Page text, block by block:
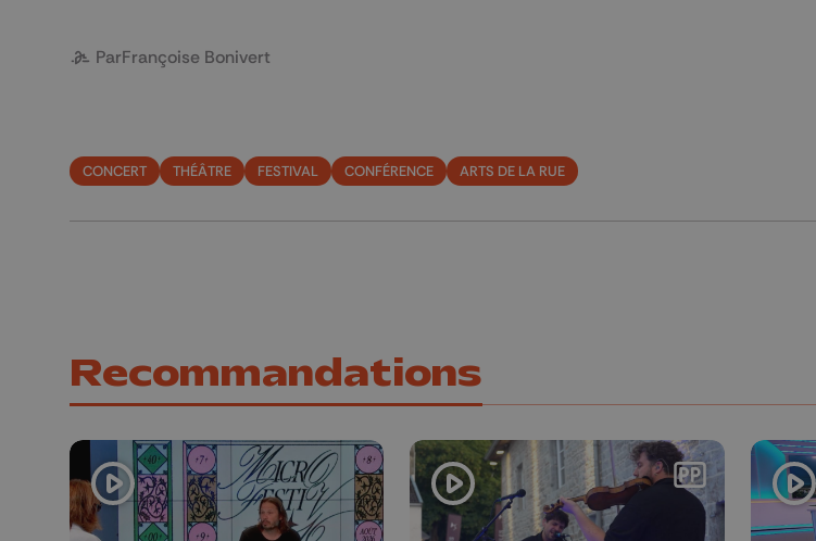
ParFrançoise Bonivert
CONCERT THÉÂTRE FESTIVAL CONFÉRENCE ARTS DE LA RUE
Recommandations